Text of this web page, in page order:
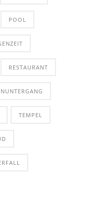
POOL
RESTAURANT
TEMPEL